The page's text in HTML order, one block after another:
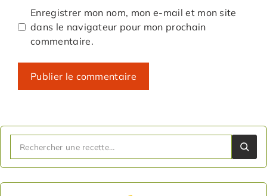
Enregistrer mon nom, mon e-mail et mon site
dans le navigateur pour mon prochain
commentaire.